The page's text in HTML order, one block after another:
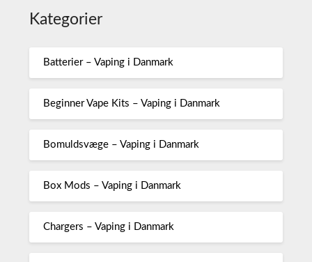
Kategorier
Batterier – Vaping i Danmark
Beginner Vape Kits – Vaping i Danmark
Bomuldsvæge – Vaping i Danmark
Box Mods – Vaping i Danmark
Chargers – Vaping i Danmark